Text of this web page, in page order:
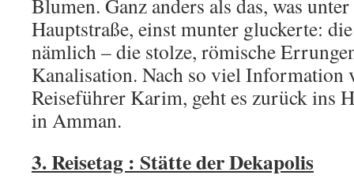
Blumen. Ganz anders als das, was
Hauptstraße, einst munter gluckerte:
nämlich – die stolze, römische
Kanalisation. Nach so viel Information
Reiseführer Karim, geht es zurück ins
in Amman.
3. Reisetag : Stätte der Dekapolis